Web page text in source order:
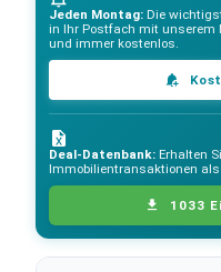
Jeden Montag: Die
in Ihr Postfach mit unserem
und immer kostenlos.
Deal-Datenbank: Erhalten
Immobilientransaktionen als
1033